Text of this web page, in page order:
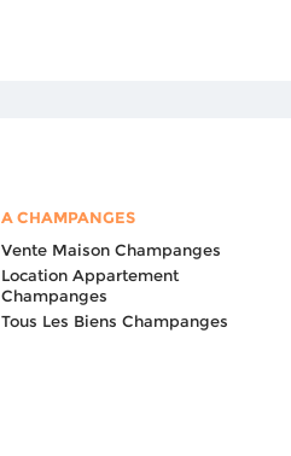
A CHAMPANGES
Vente Maison Champanges
Location Appartement
Champanges
Tous Les Biens Champanges